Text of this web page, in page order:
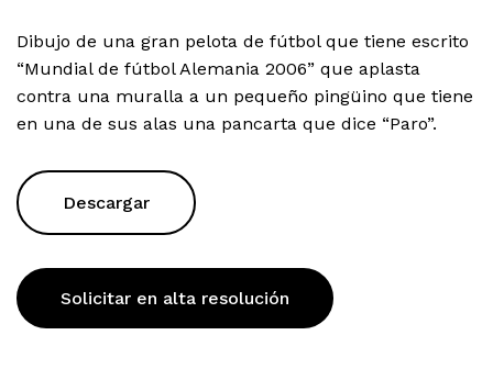
Dibujo de una gran pelota de fútbol que tiene escrito
“Mundial de fútbol Alemania 2006” que aplasta
contra una muralla a un pequeño pingüino que tiene
en una de sus alas una pancarta que dice “Paro”.
Descargar
Solicitar en alta resolución